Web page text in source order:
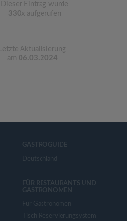
Dieser Eintrag wurde
330x aufgerufen
Letzte Aktualisierung
am 06.03.2024
GASTROGUIDE
Deutschland
FÜR RESTAURANTS UND
GASTRONOMEN
Für Gastronomen
Tisch Reservierungsystem